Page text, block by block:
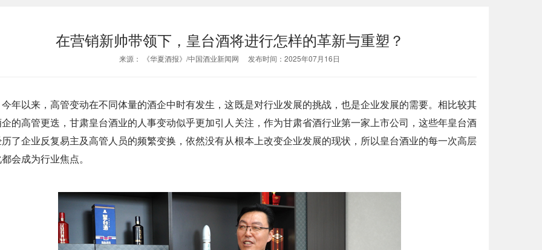
在营销新帅带领下，皇台酒将进行怎样的革新与重塑？
来源： 《华夏酒报》/中国酒业新闻网 发布时间：2025年07月16日
今年以来，高管变动在不同体量的酒企中时有发生，这既是对行业发展的挑战，也是企业发展的需要。相比较其
的高管更迭，甘肃皇台酒业的人事变动似乎更加引人关注，作为甘肃省酒行业第一家上市公司，这些年皇台酒
了企业反复易主及高管人员的频繁变换，依然没有从根本上改变企业发展的现状，所以皇台酒业的每一次高层
会成为行业焦点。